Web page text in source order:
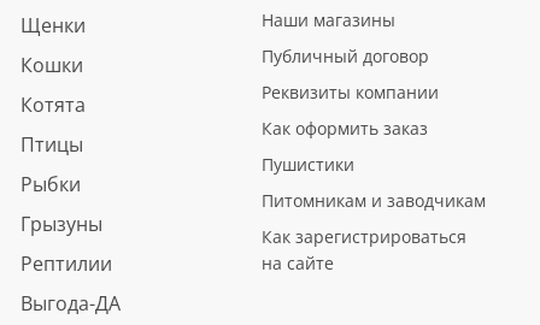
Щенки
Кошки
Котята
Птицы
Рыбки
Грызуны
Рептилии
Выгода-ДА
Наши магазины
Публичный договор
Реквизиты компании
Как оформить заказ
Пушистики
Питомникам и заводчикам
Как зарегистрироваться
на сайте